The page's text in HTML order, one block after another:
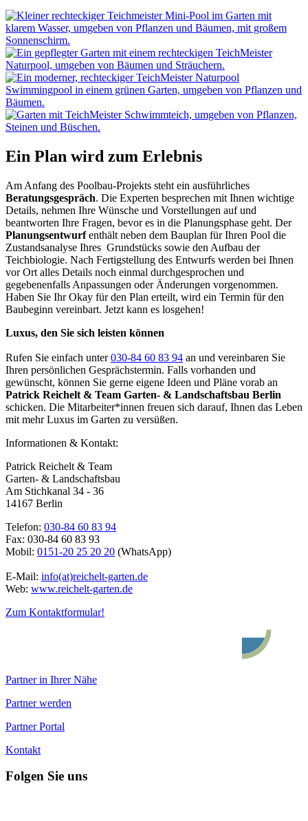
Ein Plan wird zum Erlebnis
Am Anfang des Poolbau-Projekts steht ein ausführliches
Beratungsgespräch. Die Experten besprechen mit Ihnen wichtige
Details, nehmen Ihre Wünsche und Vorstellungen auf und
beantworten Ihre Fragen, bevor es in die Planungsphase geht. Der
Planungsentwurfenthält neben dem Bauplan für Ihren Pool die
Zustandsanalyse Ihres Grundstücks sowie den Aufbau der
Teichbiologie. Nach Fertigstellung des Entwurfs werden bei Ihnen
vor Ort alles Details noch einmal durchgesprochen und
gegebenenfalls Anpassungen oder Änderungen vorgenommen.
Haben Sie Ihr Okay für den Plan erteilt, wird ein Termin für den
Baubeginn vereinbart. Jetzt kann es losgehen!
Luxus, den Sie sich leisten können
Rufen Sie einfach unter030-84 60 83 94 an und vereinbaren Sie
Ihren persönlichen Gesprächstermin. Falls vorhanden und
gewünscht, können Sie gerne eigene Ideen und Pläne vorab an
Patrick Reichelt & Team Garten- & Landschaftsbau Berlin
schicken. Die Mitarbeiter*innen freuen sich darauf, Ihnen das Leben
mit mehr Luxus im Garten zu versüßen.
Informationen & Kontakt:
Patrick Reichelt & Team
Garten- & Landschaftsbau
Am Stichkanal 34 - 36
14167 Berlin
Telefon: 030-84 60 83 94
Fax: 030-84 60 83 93
Mobil: 0151-20 25 20 20 (WhatsApp)
E-Mail: info(at)reichelt-garten.de
Web: www.reichelt-garten.de
Zum Kontaktformular!
Partner in Ihrer Nähe
Partner werden
Partner Portal
Kontakt
Folgen Sie uns